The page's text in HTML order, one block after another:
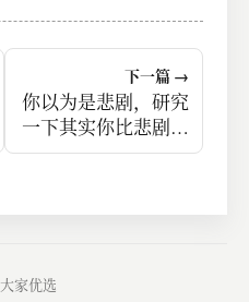
下一篇 →
你以为是悲剧，研究
一下其实你比悲剧主
人公更可怜
大家优选